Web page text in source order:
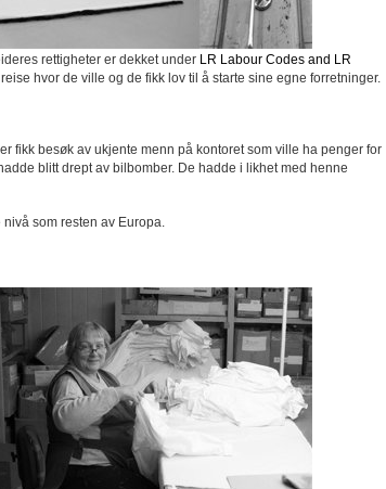
rettigheter er dekket under LR Labour Codes and LR
hvor de ville og de fikk lov til å starte sine egne forretninger.
fikk besøk av ukjente menn på kontoret som ville ha penger for
blitt drept av bilbomber. De hadde i likhet med henne
som resten av Europa.